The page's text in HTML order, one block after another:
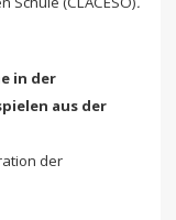
in der
aus der
der